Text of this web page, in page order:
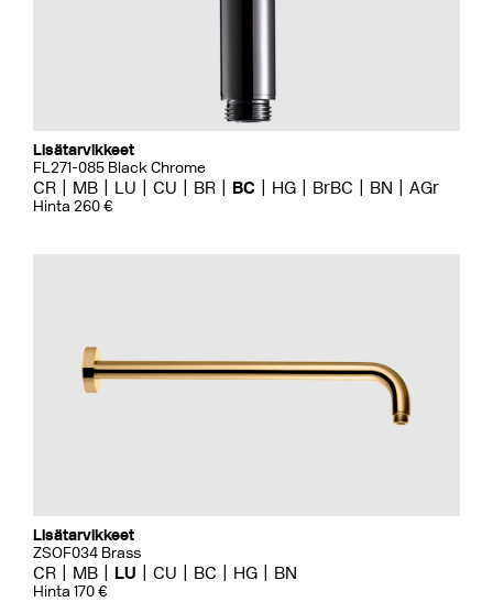
Lisätarvikkeet
FL271-085 Black Chrome
CR MB LU CU BR BC HG BrBC BN AGr
Hinta 260 €
Lisätarvikkeet
ZSOF034 Brass
CR MB LU CU BC HG BN
Hinta 170 €